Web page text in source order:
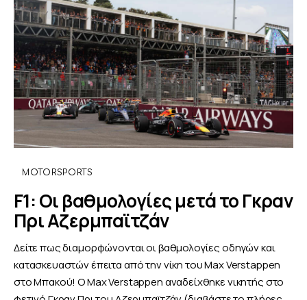
MOTORSPORTS
F1: Οι βαθμολογίες μετά το Γκραν
Πρι Αζερμπαϊτζάν
Δείτε πως διαμορφώνονται οι βαθμολογίες οδηγών και
κατασκευαστών έπειτα από την νίκη του Max Verstappen
στο Μπακού! Ο Max Verstappen αναδείχθηκε νικητής στο